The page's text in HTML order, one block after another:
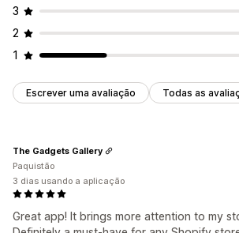
3
2
1
Escrever uma avaliação Todas as
Great app! It brings more attention to my
The Gadgets Gallery
Paquistão
3 dias usando a aplicação